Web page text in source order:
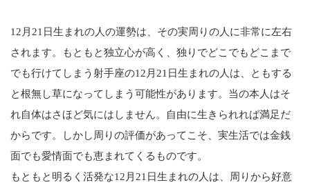
12月21日生まれの人の運勢は、その実周りの人に非常に左右
されます。もともと独立心が高く、独りでどこでもどこまで
でも行けてしまう射手座の12月21日生まれの人は、ともする
と根無し草になってしまう可能性があります。当の本人はそ
れ自体はさほど気にはしません。自由に生きられれば満足だ
からです。しかし周りの評価があってこそ、実生活では金銭
面でも愛情面でも恵まれてくるものです。
もともと明るく活発な12月21日生まれの人は、周りから好意